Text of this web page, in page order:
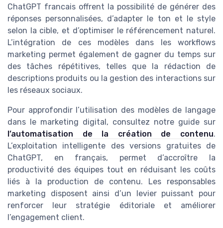
ChatGPT francais offrent la possibilité de générer des
réponses personnalisées, d’adapter le ton et le style
selon la cible, et d’optimiser le référencement naturel.
L’intégration de ces modèles dans les workflows
marketing permet également de gagner du temps sur
des tâches répétitives, telles que la rédaction de
descriptions produits ou la gestion des interactions sur
les réseaux sociaux.
Pour approfondir l’utilisation des modèles de langage
dans le marketing digital, consultez notre guide sur
l’automatisation de la création de contenu.
L’exploitation intelligente des versions gratuites de
ChatGPT, en français, permet d’accroître la
productivité des équipes tout en réduisant les coûts
liés à la production de contenu. Les responsables
marketing disposent ainsi d’un levier puissant pour
renforcer leur stratégie éditoriale et améliorer
l’engagement client.